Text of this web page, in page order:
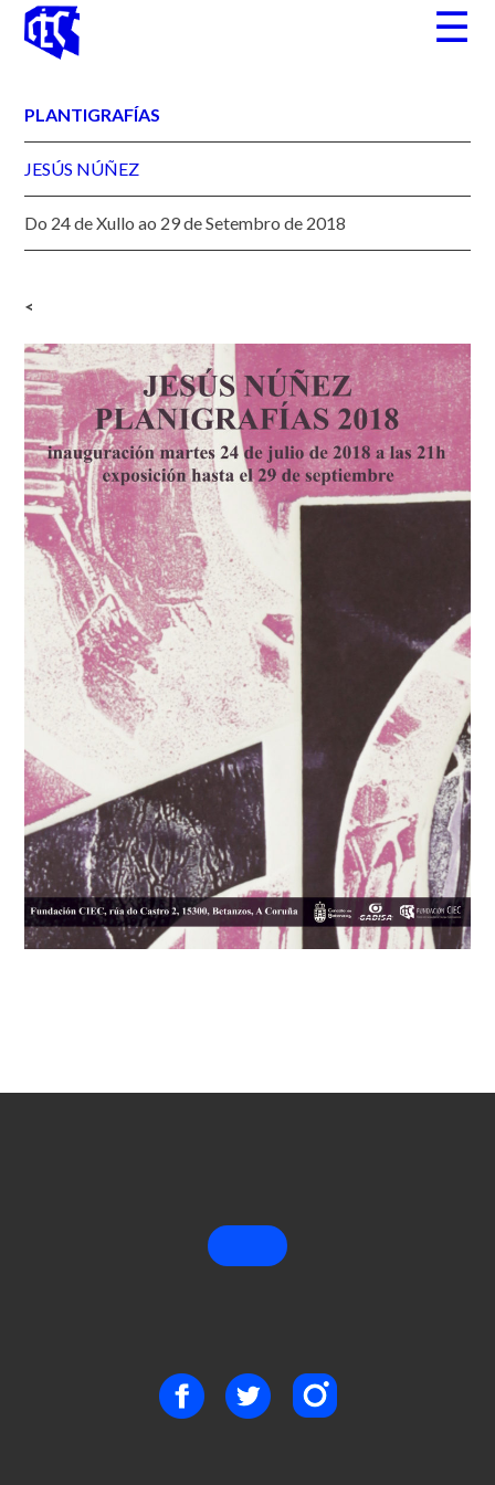
Skip
☰
<
PLANTIGRAFÍAS
JESÚS NÚÑEZ
Do 24 de Xullo ao 29 de Setembro de 2018